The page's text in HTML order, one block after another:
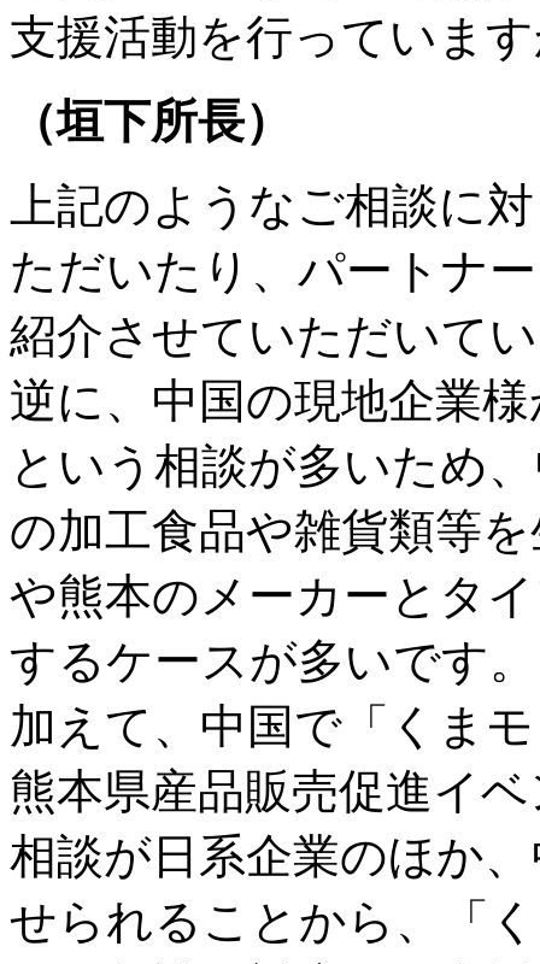
支援活動を行っていま
（垣下所長）
上記のようなご相談に
ただいたり、パートナ
紹介させていただいて
逆に、中国の現地企業
という相談が多いため
の加工食品や雑貨類等
や熊本のメーカーとタ
するケースが多いです。
加えて、中国で「くま
熊本県産品販売促進イ
相談が日系企業のほか
せられることから、「